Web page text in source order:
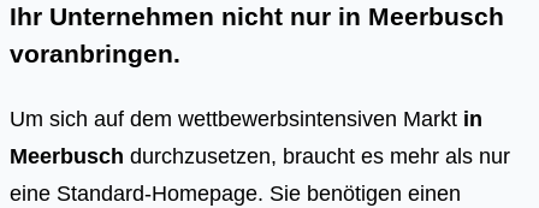
Ihr Unternehmen nicht nur in Meerbusch
voranbringen.
Um sich auf dem wettbewerbsintensiven Markt in
Meerbusch durchzusetzen, braucht es mehr als nur
eine Standard-Homepage. Sie benötigen einen